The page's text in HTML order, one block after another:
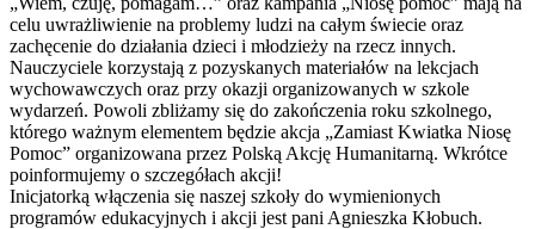
celu uwrażliwienie na problemy ludzi na całym świecie oraz
zachęcenie do działania dzieci i młodzieży na rzecz innych.
Nauczyciele korzystają z pozyskanych materiałów na lekcjach
wychowawczych oraz przy okazji organizowanych w szkole
wydarzeń. Powoli zbliżamy się do zakończenia roku szkolnego,
którego ważnym elementem będzie akcja „Zamiast Kwiatka Niosę
Pomoc” organizowana przez Polską Akcję Humanitarną. Wkrótce
poinformujemy o szczegółach akcji!
Inicjatorką włączenia się naszej szkoły do wymienionych
programów edukacyjnych i akcji jest pani Agnieszka Kłobuch.